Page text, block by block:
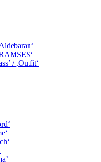
/ ‚Outfit‘